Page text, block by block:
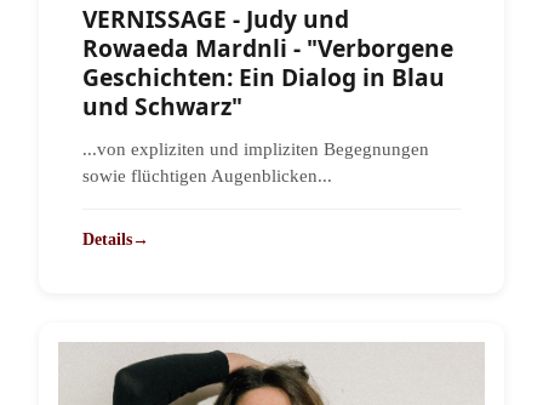
VERNISSAGE - Judy und
Rowaeda Mardnli - "Verborgene
Geschichten: Ein Dialog in Blau
und Schwarz"
...von expliziten und impliziten Begegnungen
sowie flüchtigen Augenblicken...
Details→